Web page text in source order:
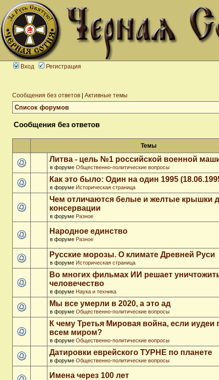
Вход Регистрация
Сообщения без ответов Активные темы
Список форумов
Сообщения без ответов
Темы
Литва - цель №1 российской военной
в форуме Общественно-политические вопросы
Как это было: Один на один 1995
в форуме Историческая страница
Чем отличаются белые и желтые крышки
консервации
в форуме Разное
Народное единство
в форуме Разное
Русские морозы. О климате Древней Руси
в форуме Историческая страница
Во многих фильмах ИИ решает
человечество
в форуме Наука и техника
Мы все умерли в 2020, а это ад
в форуме Общественно-политические вопросы
К чему Третья Мировая война, если иудеи
всем миром?
в форуме Общественно-политические вопросы
Датировки еврейского ТУРНЕ по планете
в форуме Общественно-политические вопросы
Имена через 100 лет